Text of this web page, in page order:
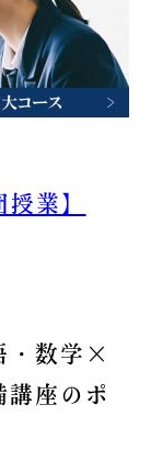
業】
・数学×
座のポ